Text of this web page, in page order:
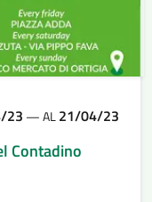
23 —AL21/04/23
Contadino